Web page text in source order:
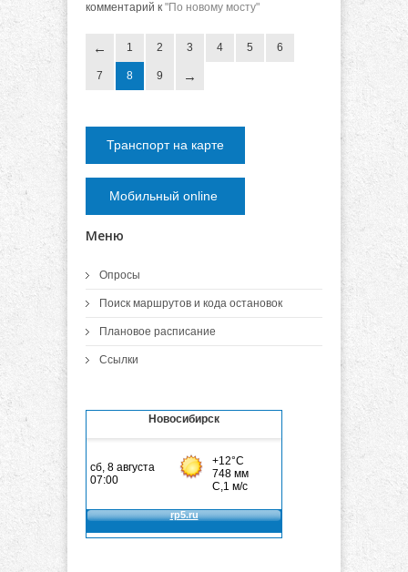
комментарий к "По новому мосту"
1 2 3 4 5 6
7 8 9
Транспорт на карте
Мобильный online
Меню
Опросы
Поиск маршрутов и кода остановок
Плановое расписание
Ссылки
Новосибирск